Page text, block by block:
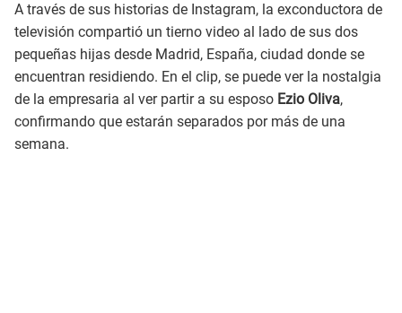
A través de sus historias de Instagram, la exconductora de
televisión compartió un tierno video al lado de sus dos
pequeñas hijas desde Madrid, España, ciudad donde se
encuentran residiendo. En el clip, se puede ver la nostalgia
de la empresaria al ver partir a su esposo Ezio Oliva,
confirmando que estarán separados por más de una
semana.